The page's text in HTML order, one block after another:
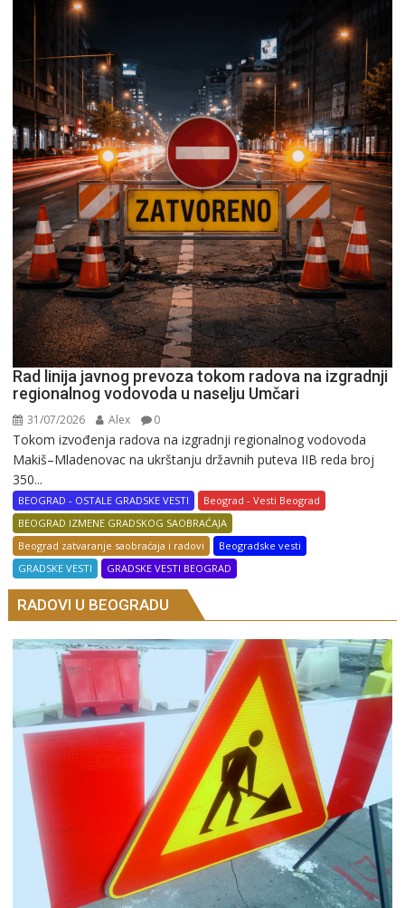
Rad linija javnog prevoza tokom radova na izgradnji
regionalnog vodovoda u naselju Umčari
31/07/2026 Alex 0
Tokom izvođenja radova na izgradnji regionalnog vodovoda
Makiš–Mladenovac na ukrštanju državnih puteva IIB reda broj
350...
BEOGRAD - OSTALE GRADSKE VESTI
Beograd - Vesti Beograd
BEOGRAD IZMENE GRADSKOG SAOBRAĆAJA
Beograd zatvaranje saobraćaja i radovi
Beogradske vesti
GRADSKE VESTI
GRADSKE VESTI BEOGRAD
RADOVI U BEOGRADU